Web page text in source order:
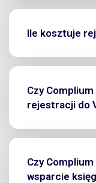
Ile kosztuje
Czy
rejestracji do
Czy
wsparcie